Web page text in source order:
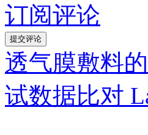
订阅评论
透气膜敷料
试数据比对